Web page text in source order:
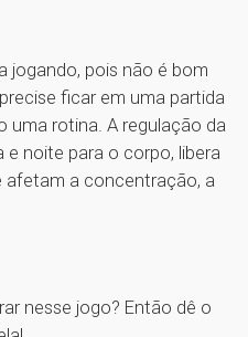
jogando, pois não é bom
ficar em uma partida
uma rotina. A regulação da
e noite para o corpo, libera
afetam a concentração, a
nesse jogo? Então dê o